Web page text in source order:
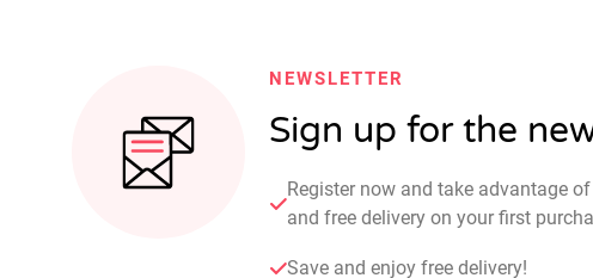
NEWSLETTER
Sign up for the
Register now and take advantage
and free delivery on your first
Save and enjoy free delivery!